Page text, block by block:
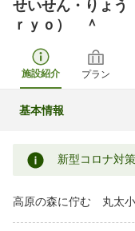
せいせん・りょ
ｒｙｏ） ＾
施設紹介 プラン
基本情報
新型コロナ対
高原の森に佇む 丸太